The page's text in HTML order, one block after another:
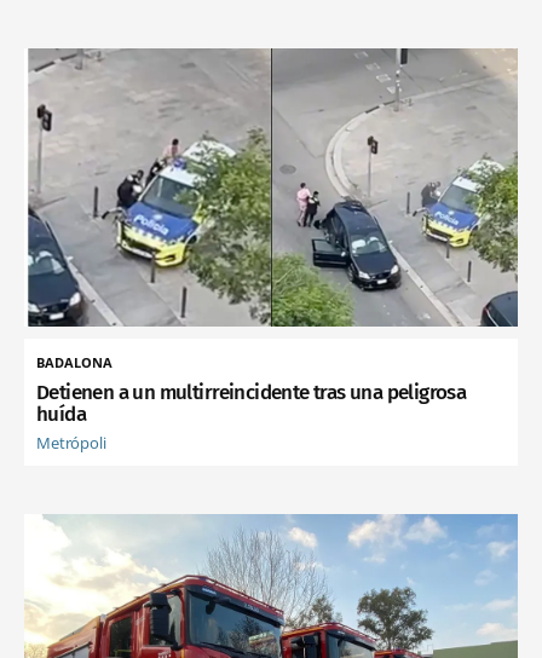
BADALONA
Detienen a un multirreincidente tras una peligrosa
huída
Metrópoli